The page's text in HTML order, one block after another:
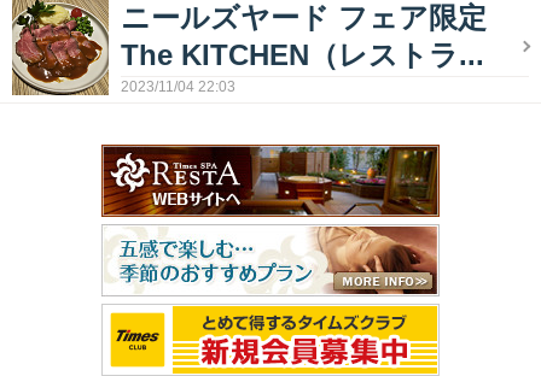
ニールズヤード フェア限定
The KITCHEN（レストラ...
2023/11/04 22:03